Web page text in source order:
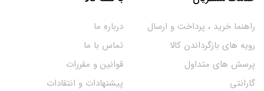
راهنما خرید ، پرداخت و ارسال
رویه های بازگرداندن کالا
پرسش های متداول
گارانتی
درباره ما
تماس با ما
قوانین و مقررات
پیشنهادات و انتقادات